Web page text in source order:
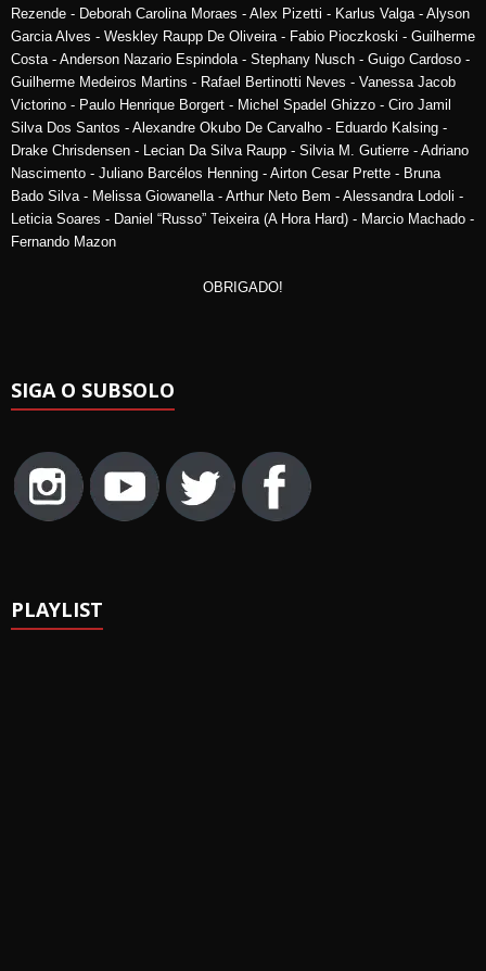
Rezende - Deborah Carolina Moraes - Alex Pizetti - Karlus Valga - Alyson
Garcia Alves - Weskley Raupp De Oliveira - Fabio Pioczkoski - Guilherme
Costa - Anderson Nazario Espindola - Stephany Nusch - Guigo Cardoso -
Guilherme Medeiros Martins - Rafael Bertinotti Neves - Vanessa Jacob
Victorino - Paulo Henrique Borgert - Michel Spadel Ghizzo - Ciro Jamil
Silva Dos Santos - Alexandre Okubo De Carvalho - Eduardo Kalsing -
Drake Chrisdensen - Lecian Da Silva Raupp - Silvia M. Gutierre - Adriano
Nascimento - Juliano Barcélos Henning - Airton Cesar Prette - Bruna
Bado Silva - Melissa Giowanella - Arthur Neto Bem - Alessandra Lodoli -
Leticia Soares - Daniel “Russo” Teixeira (A Hora Hard) - Marcio Machado -
Fernando Mazon
OBRIGADO!
SIGA O SUBSOLO
PLAYLIST